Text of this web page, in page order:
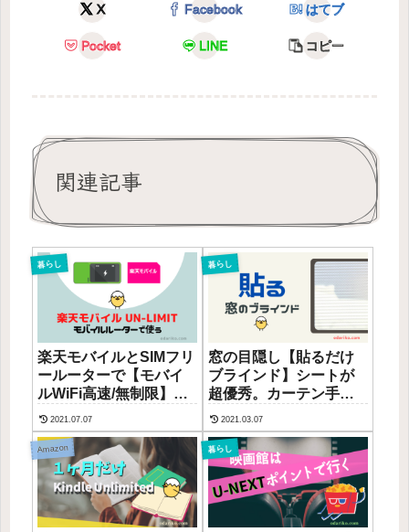
X Facebook はてブ
Pocket LINE コピー
関連記事
暮らし
楽天モバイルとSIMフリ
ールーターで【モバイ
ルWiFi高速/無制限】
AtermMP02LNと楽天
UN-LIMIT利用レビュー
2021.07.07
暮らし
窓の目隠し【貼るだけ
ブラインド】シートが
超優秀。カーテン手放
すと掃除がラクなおし
ゃれ部屋になります
2021.03.07
Amazon 暮らし